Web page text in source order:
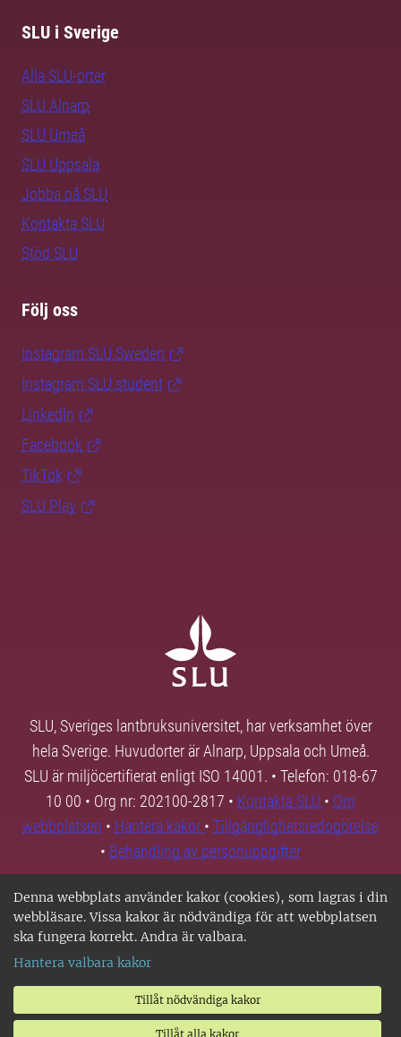
Denna webbplats använder kakor (cookies), som lagras i din
webbläsare. Vissa kakor är nödvändiga för att webbplatsen
ska fungera korrekt. Andra är valbara.
Hantera valbara kakor
Tillåt nödvändiga kakor
Tillåt alla kakor
SLU i Sverige
Alla SLU-orter
SLU Alnarp
SLU Umeå
SLU Uppsala
Jobba på SLU
Kontakta SLU
Stöd SLU
Följ oss
Instagram SLU.Sweden
Instagram SLU.student
LinkedIn
Facebook
TikTok
SLU Play
SLU, Sveriges lantbruksuniversitet, har verksamhet över
hela Sverige. Huvudorter är Alnarp, Uppsala och Umeå.
SLU är miljöcertifierat enligt ISO 14001. • Telefon: 018-67
10 00 • Org nr: 202100-2817 • Kontakta SLU • Om
webbplatsen • Hantera kakor • Tillgänglighetsredogörelse
• Behandling av personuppgifter